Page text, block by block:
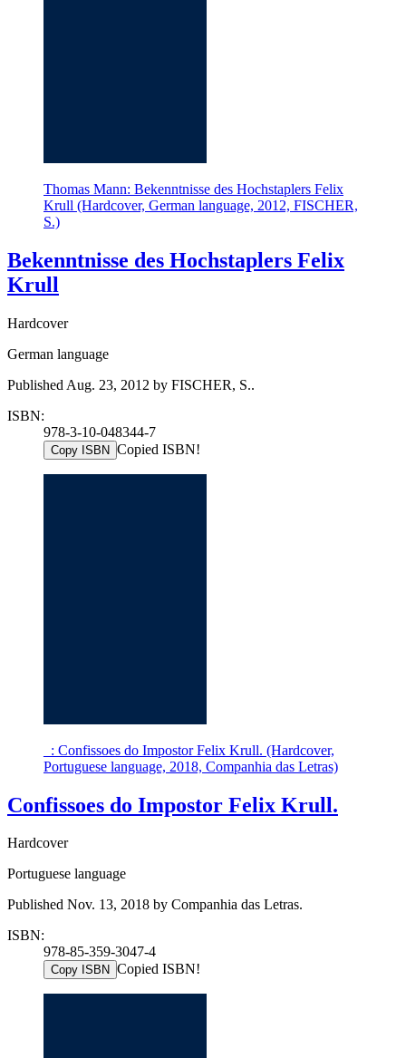
Thomas Mann: Bekenntnisse des Hochstaplers Felix
Krull (Hardcover, German language, 2012, FISCHER,
S.)
Bekenntnisse des Hochstaplers Felix
Krull
Hardcover
German language
Published Aug. 23, 2012 by FISCHER, S..
ISBN:
978-3-10-048344-7
Copy ISBN Copied ISBN!
_: Confissoes do Impostor Felix Krull. (Hardcover,
Portuguese language, 2018, Companhia das Letras)
Confissoes do Impostor Felix Krull.
Hardcover
Portuguese language
Published Nov. 13, 2018 by Companhia das Letras.
ISBN:
978-85-359-3047-4
Copy ISBN Copied ISBN!